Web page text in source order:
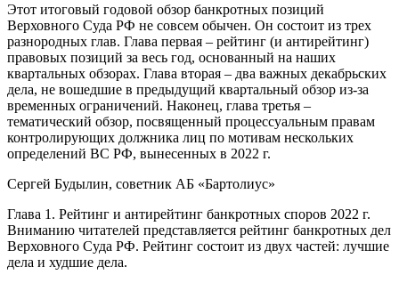
Этот итоговый годовой обзор банкротных позиций
Верховного Суда РФ не совсем обычен. Он состоит из трех
разнородных глав. Глава первая – рейтинг (и антирейтинг)
правовых позиций за весь год, основанный на наших
квартальных обзорах. Глава вторая – два важных декабрьских
дела, не вошедшие в предыдущий квартальный обзор из-за
временных ограничений. Наконец, глава третья –
тематический обзор, посвященный процессуальным правам
контролирующих должника лиц по мотивам нескольких
определений ВС РФ, вынесенных в 2022 г.
Сергей Будылин, советник АБ «Бартолиус»
Глава 1. Рейтинг и антирейтинг банкротных споров 2022 г.
Вниманию читателей представляется рейтинг банкротных дел
Верховного Суда РФ. Рейтинг состоит из двух частей: лучшие
дела и худшие дела.